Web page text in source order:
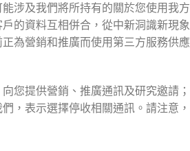
涉及我們將所持有的關於您使用我
的資料互相併合，從中新洞識新現
為營銷和推廣而使用第三方服務供
您提供營銷、推廣通訊及研究邀請
，表示選擇停收相關通訊。請注意